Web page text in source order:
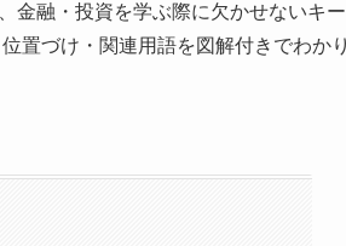
金融・投資を学ぶ際に欠かせないキー
置づけ・関連用語を図解付きでわか